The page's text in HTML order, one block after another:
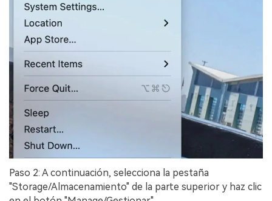
Paso 2: A continuación, selecciona la pestaña
"Storage/Almacenamiento" de la parte superior y haz clic